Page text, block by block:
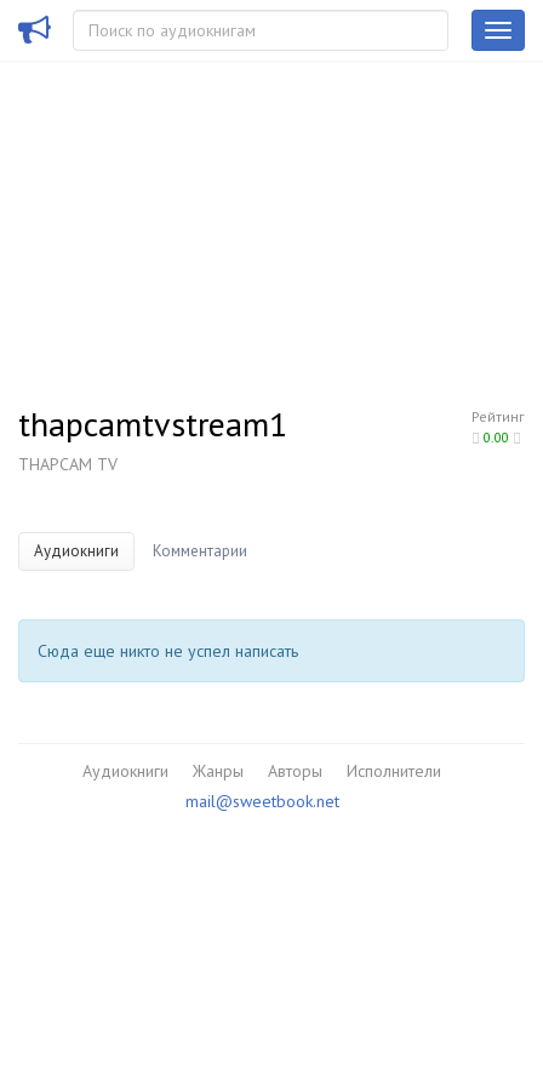
Рейтинг
0.00
thapcamtvstream1
THAPCAM TV
Аудиокниги Комментарии
Сюда еще никто не успел написать
Аудиокниги Жанры Авторы
Исполнители
mail@sweetbook.net